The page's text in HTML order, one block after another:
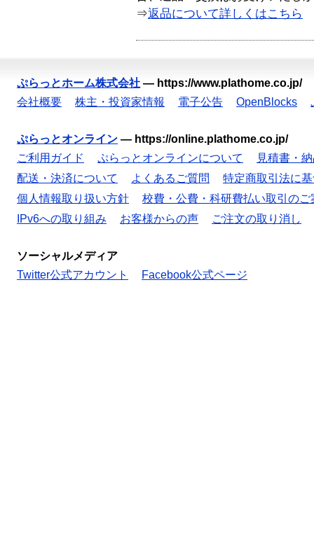
⇒返品について詳しくはこちら
ぷらっとホーム株式会社 — https://www.plathome.co.jp/
会社概要
株主・投資家情報 電子公告 OpenBlocks
ぷらっとオンライン — https://online.plathome.co.jp/
ご利用ガイド
ぷらっとオンラインについて
見積書・
配送・決済について
よくあるご質問
特定商取引法に
個人情報取り扱い方針
校費・公費・科研費払い取引のご
IPv6への取り組み
お客様からの声 ご注文の取り消し
ソーシャルメディア
Twitter公式アカウント
Facebook公式ページ